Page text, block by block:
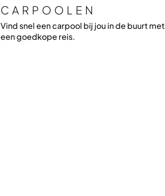
CARPOOLEN
Vind snel een carpool bij jou in de buurt met
een goedkope reis.